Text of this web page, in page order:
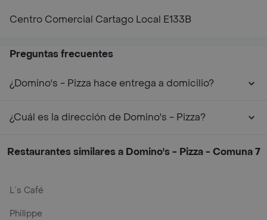
Centro Comercial Cartago Local E133B
Preguntas frecuentes
¿Domino's - Pizza hace entrega a domicilio?
¿Cuál es la dirección de Domino's - Pizza?
Restaurantes similares a Domino's - Pizza - Comuna 7
L´s Café
Philippe